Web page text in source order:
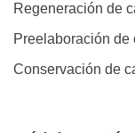
Regeneración de
Preelaboración de
Conservación de